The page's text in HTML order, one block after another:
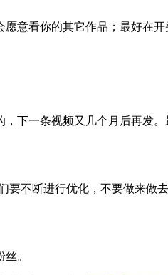
意看你的其它作品；最好在
下一条视频又几个月后再发
不断进行优化，不要做来做
。